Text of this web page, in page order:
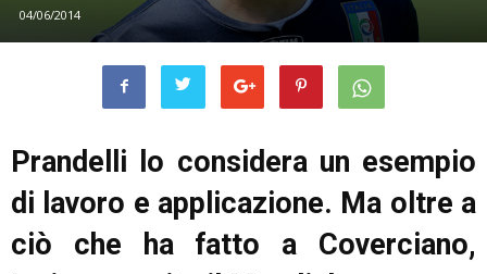
04/06/2014
Prandelli lo considera un esempio
di lavoro e applicazione. Ma oltre a
ciò che ha fatto a Coverciano,